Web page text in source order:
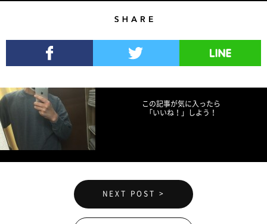
この記事が気に入ったら
「いいね！」しよう！
NEXT POST >